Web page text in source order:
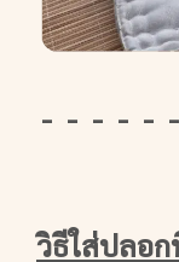
- - - - -
วิธีใส่ปลอ